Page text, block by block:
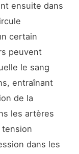
ensuite dans
certain
peuvent
le sang
entraînant
de la
les artères
dans les